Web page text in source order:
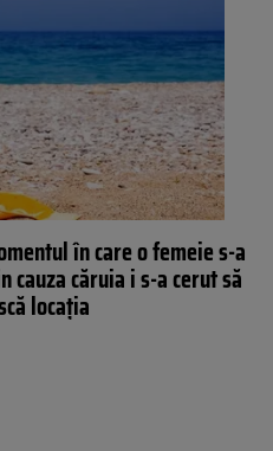
în care o femeie s-a
căruia i s-a cerut să
locația